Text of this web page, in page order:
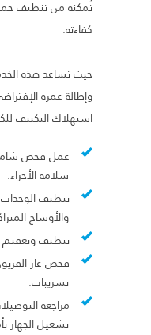
تُمكنه من تنظيف
كفاءته.
حيث تساعد هذه
وإطالة عمره
استهلاك التكييف
عمل فحص شامل
سلامة الأجزاء.
تنظيف الوحدات
والأوساخ
تنظيف وتعقيم
فحص غاز
تسريبات.
مراجعة
تشغيل الجهاز